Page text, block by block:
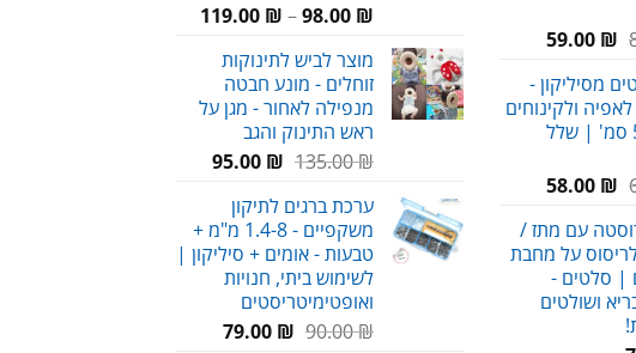
המחיר
היה:
80.00 ₪.
59.00 ₪
המחיר
הוא:
59.00 ₪.
מסיליקון -
ולקינוחים
- 2*3*5 סמ' | שלל
המחיר
היה:
65.00 ₪.
58.00 ₪
המחיר
הוא:
58.00 ₪.
עם מתז /
על מחבת
| סלטים -
ושולטים
98.00 ₪
–
119.00 ₪
מוצר לביש לתינוקות
זוחלים - מונע חבטה
מנפילה לאחור - מגן על
ראש התינוק והגב
135.00₪
המחיר
היה:
135.00 ₪.
95.00 ₪
המחיר
95.00 ₪.
ערכת ברגים לתיקון
משקפיים - 1.4-8 מ"מ +
טבעות - אומים + סיליקון |
לשימוש ביתי, חנויות
ואופטימיטריסטים
90.00₪
המחיר79.00 ₪
המחיר